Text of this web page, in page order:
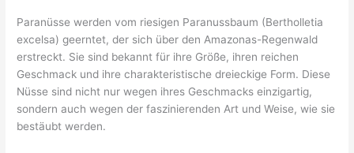
Paranüsse werden vom riesigen Paranussbaum (Bertholletia
excelsa) geerntet, der sich über den Amazonas-Regenwald
erstreckt. Sie sind bekannt für ihre Größe, ihren reichen
Geschmack und ihre charakteristische dreieckige Form. Diese
Nüsse sind nicht nur wegen ihres Geschmacks einzigartig,
sondern auch wegen der faszinierenden Art und Weise, wie sie
bestäubt werden.